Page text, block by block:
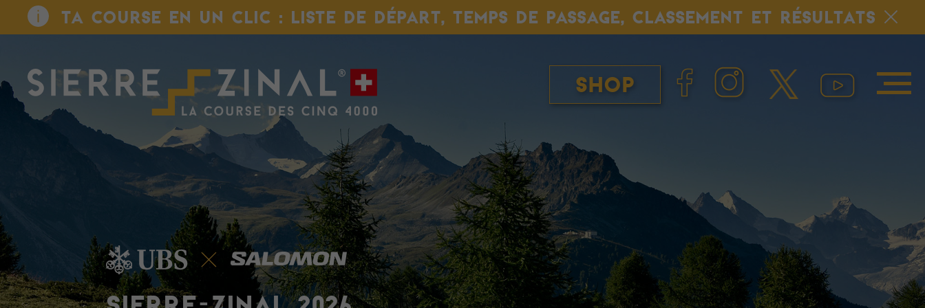
TA COURSE EN UN CLIC : LISTE DE DÉPART, TEMPS DE PASSAGE, CLASSEMENT ET RÉSULTATS
Shop